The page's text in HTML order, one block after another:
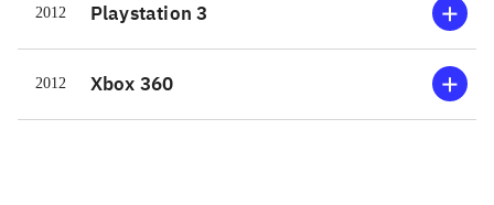
2012 Playstation 3
2012 Xbox 360